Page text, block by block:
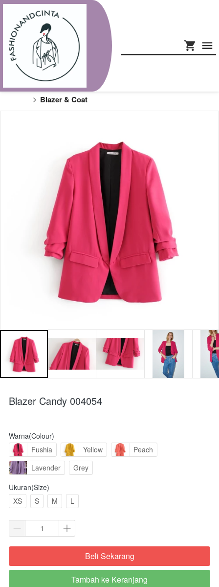
Blazer & Coat
Blazer Candy 004054
Warna(Colour)
Fushia
Yellow
Peach
Lavender
Grey
Ukuran(Size)
XS
S M L
`Beli Sekarang
`
Tambah ke Keranjang